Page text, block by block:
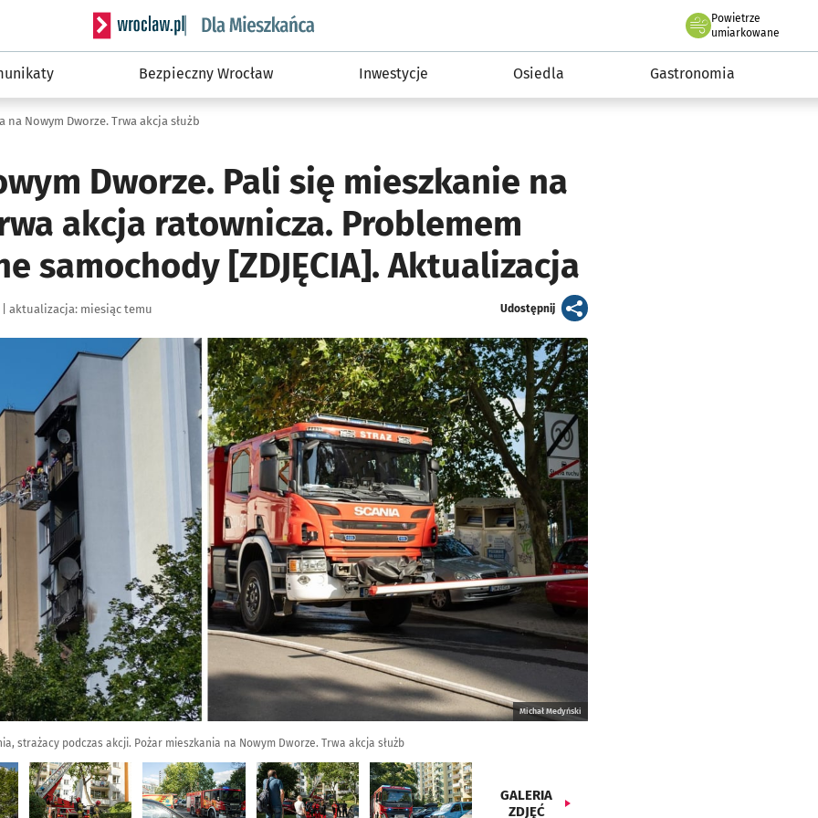
Serwis informacyjny wroclaw.pl podserwis: Dla mieszkańca
Powietrze
we Wrocławiu
umiarkowane
Bezpieczny Wrocław Inwestycje Osiedla Gastronomia
na Nowym Dworze. Trwa akcja służb
Dworze. Pali się mieszkanie na
akcja ratownicza. Problemem
samochody [ZDJĘCIA]. Aktualizacja
aktualizacja: miesiąc temu Udostępnijartykuł
Michał Medyński
strażacy podczas akcji. Pożar mieszkania na Nowym Dworze. Trwa akcja służb
GALERIA
ZDJĘĆ